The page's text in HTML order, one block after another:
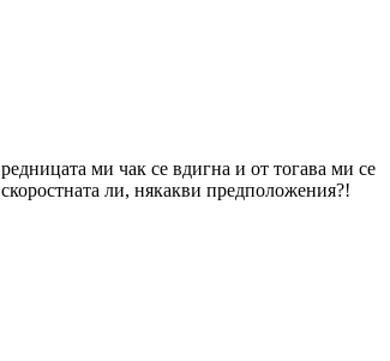
ми чак се вдигна и от тогава ми се
ли, някакви предположения?!